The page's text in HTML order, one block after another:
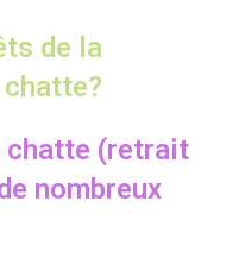
de la
chatte (retrait
nombreux